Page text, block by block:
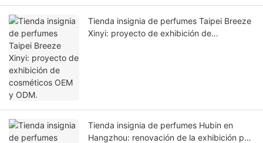
Tienda insignia de perfumes Taipei Breeze
Xinyi: proyecto de exhibición de
Tienda insignia de perfumes Hubin en
Hangzhou: renovación de la exhibición por